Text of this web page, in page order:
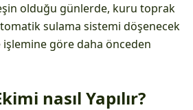
olduğu günlerde, kuru toprak
sulama sistemi döşenecek
göre daha önceden
nasıl Yapılır?